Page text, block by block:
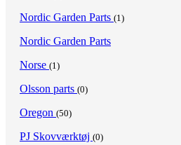
Nordic Garden Parts (1)
Nordic Garden Parts
Norse (1)
Olsson parts (0)
Oregon (50)
PJ Skovværktøj (0)